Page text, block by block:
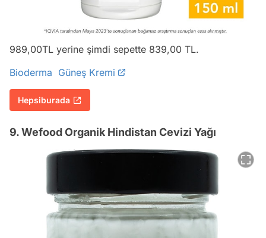
989,00TL yerine şimdi sepette 839,00 TL.
Bioderma Güneş Kremi
Hepsiburada
9. Wefood Organik Hindistan Cevizi Yağı